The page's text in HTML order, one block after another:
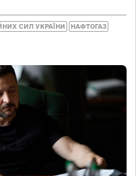
СИЛ УКРАЇНИ НАФТОГАЗ